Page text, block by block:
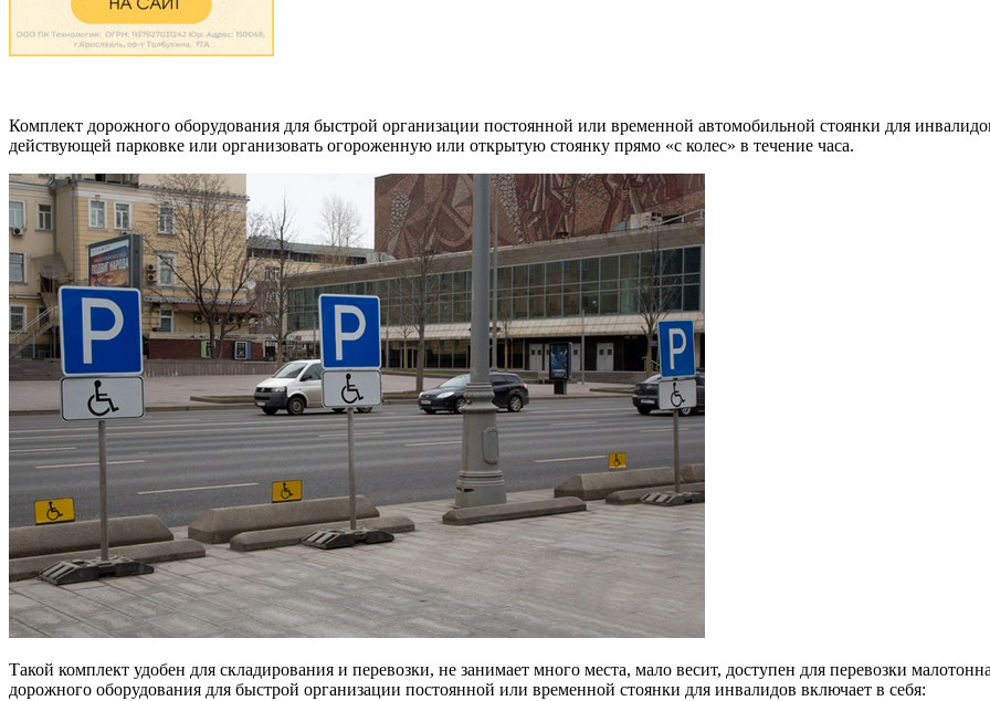
Комплект дорожного оборудования для быстрой организации постоянной или временной автомобильной стоянки для
действующей парковке или организовать огороженную или открытую стоянку прямо «с колес» в течение часа.
Такой комплект удобен для складирования и перевозки, не занимает много места, мало весит, доступен для перевозки
дорожного оборудования для быстрой организации постоянной или временной стоянки для инвалидов включает в себя: